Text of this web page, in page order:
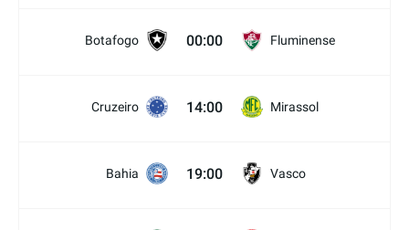
Botafogo 00:00 Fluminense
Cruzeiro 14:00 Mirassol
Bahia 19:00 Vasco